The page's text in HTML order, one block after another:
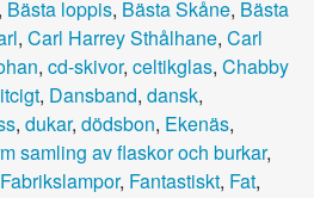
, Bästa loppis, Bästa Skåne, Bästa
, Carl Harrey Sthålhane, Carl
, cd-skivor, celtikglas, Chabby
, Dansband, dansk,
, dukar, dödsbon, Ekenäs,
samling av flaskor och burkar,
Fabrikslampor, Fantastiskt, Fat,